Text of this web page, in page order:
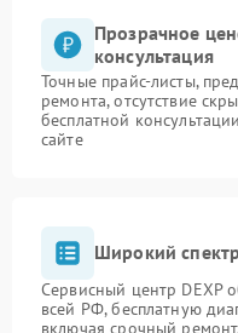
Прозрачное
консультация
Точные прайс-листы,
ремонта, отсутствие
бесплатной
сайте
Широкий
Сервисный центр DEXP
всей РФ, бесплатную
включая срочный